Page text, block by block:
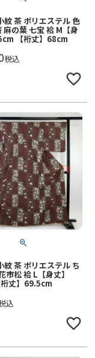
紋 茶 ポリエステル 色
麻の葉 七宝 袷 M【身
【裄丈】68cm
税込
紋 茶 ポリエステル ち
市松 袷 L【身丈】
丈】69.5cm
込